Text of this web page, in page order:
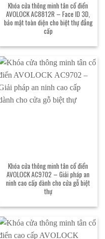
Khóa cửa thông minh tân cổ điển
AVOLOCK AC8812R – Face ID 3D,
bảo mật toàn diện cho biệt thự đẳng
cấp
Khóa cửa thông minh tân cổ điển
AVOLOCK AC9702 – Giải pháp an
ninh cao cấp dành cho cửa gỗ biệt
thự